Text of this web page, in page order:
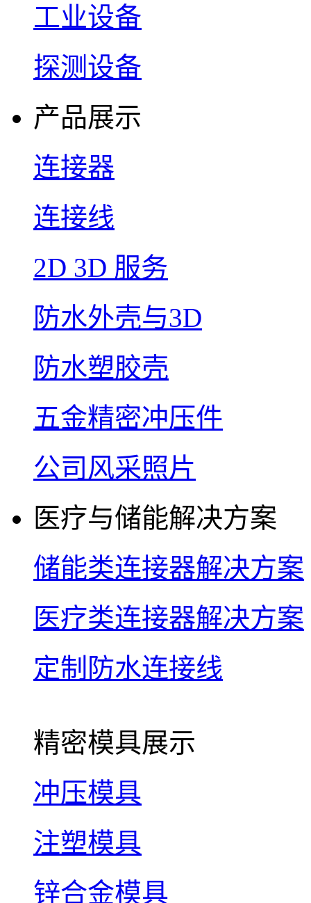
工业设备
探测设备
产品展示
连接器
连接线
2D 3D 服务
防水外壳与3D
防水塑胶壳
五金精密冲压件
公司风采照片
医疗与储能解决方案
储能类连接器解决方案
医疗类连接器解决方案
定制防水连接线
精密模具展示
冲压模具
注塑模具
锌合金模具